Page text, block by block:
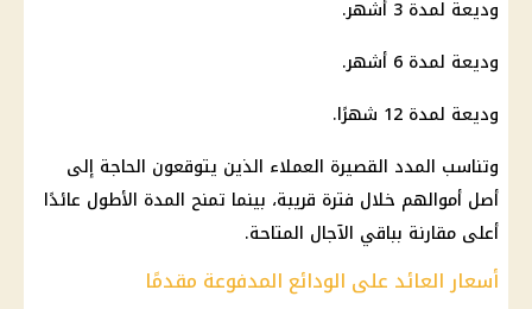
وديعة لمدة 3 أشهر.
وديعة لمدة 6 أشهر.
وديعة لمدة 12 شهرًا.
وتناسب المدد القصيرة العملاء الذين يتوقعون الحاجة إلى
أصل أموالهم خلال فترة قريبة، بينما تمنح المدة الأطول عائدًا
أعلى مقارنة بباقي الآجال المتاحة.
أسعار العائد على الودائع المدفوعة مقدمًا